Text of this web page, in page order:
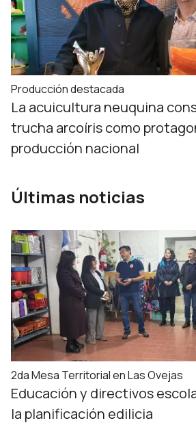
Producción destacada
La acuicultura neuquina
trucha arcoíris como
producción nacional
Últimas noticias
2da Mesa Territorial en Las Ovejas
Educación y directivos
la planificación edilicia